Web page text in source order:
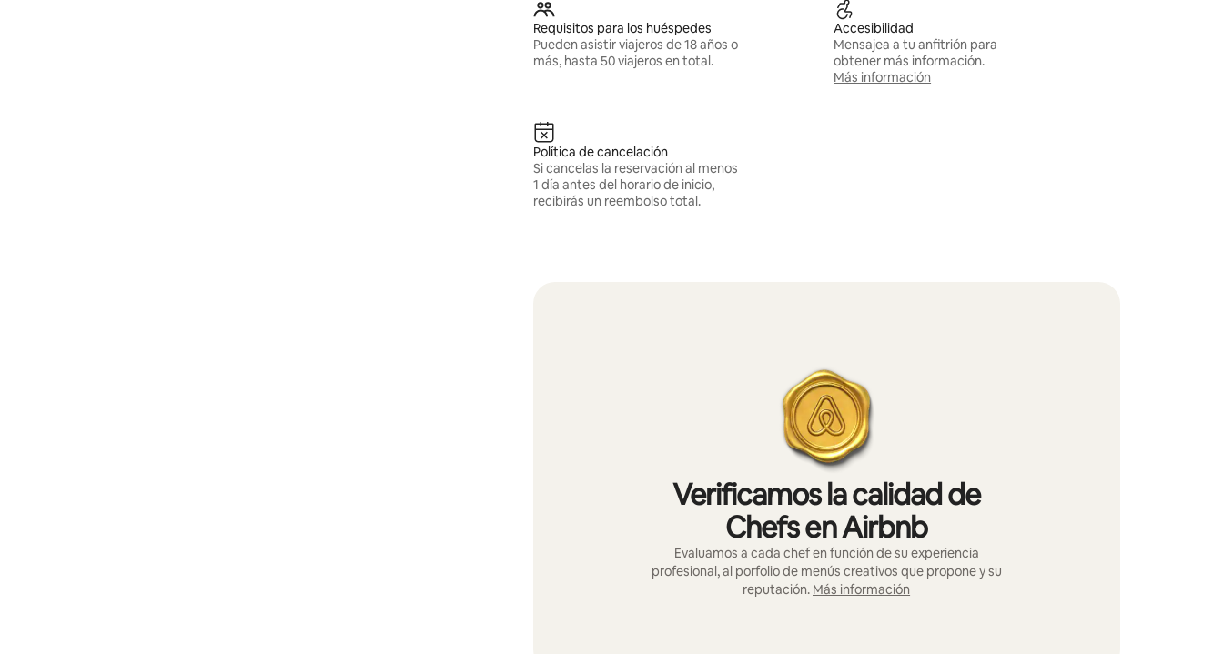
Requisitos para los huéspedes
Pueden asistir viajeros de 18 años o
más, hasta 50 viajeros en total.
Accesibilidad
Mensajea a tu anfitrión para
obtener más información.
Más información
Política de cancelación
Si cancelas la reservación al menos
1 día antes del horario de inicio,
recibirás un reembolso total.
Verificamos la calidad de
Chefs en Airbnb
Evaluamos a cada chef en función de su experiencia
profesional, al porfolio de menús creativos que propone y su
reputación. Más información